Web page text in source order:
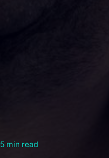
5 min read